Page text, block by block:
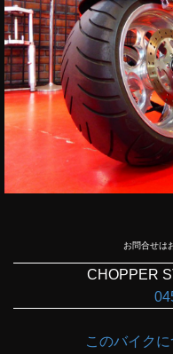
お問合せは
CHOPPER
このバイク